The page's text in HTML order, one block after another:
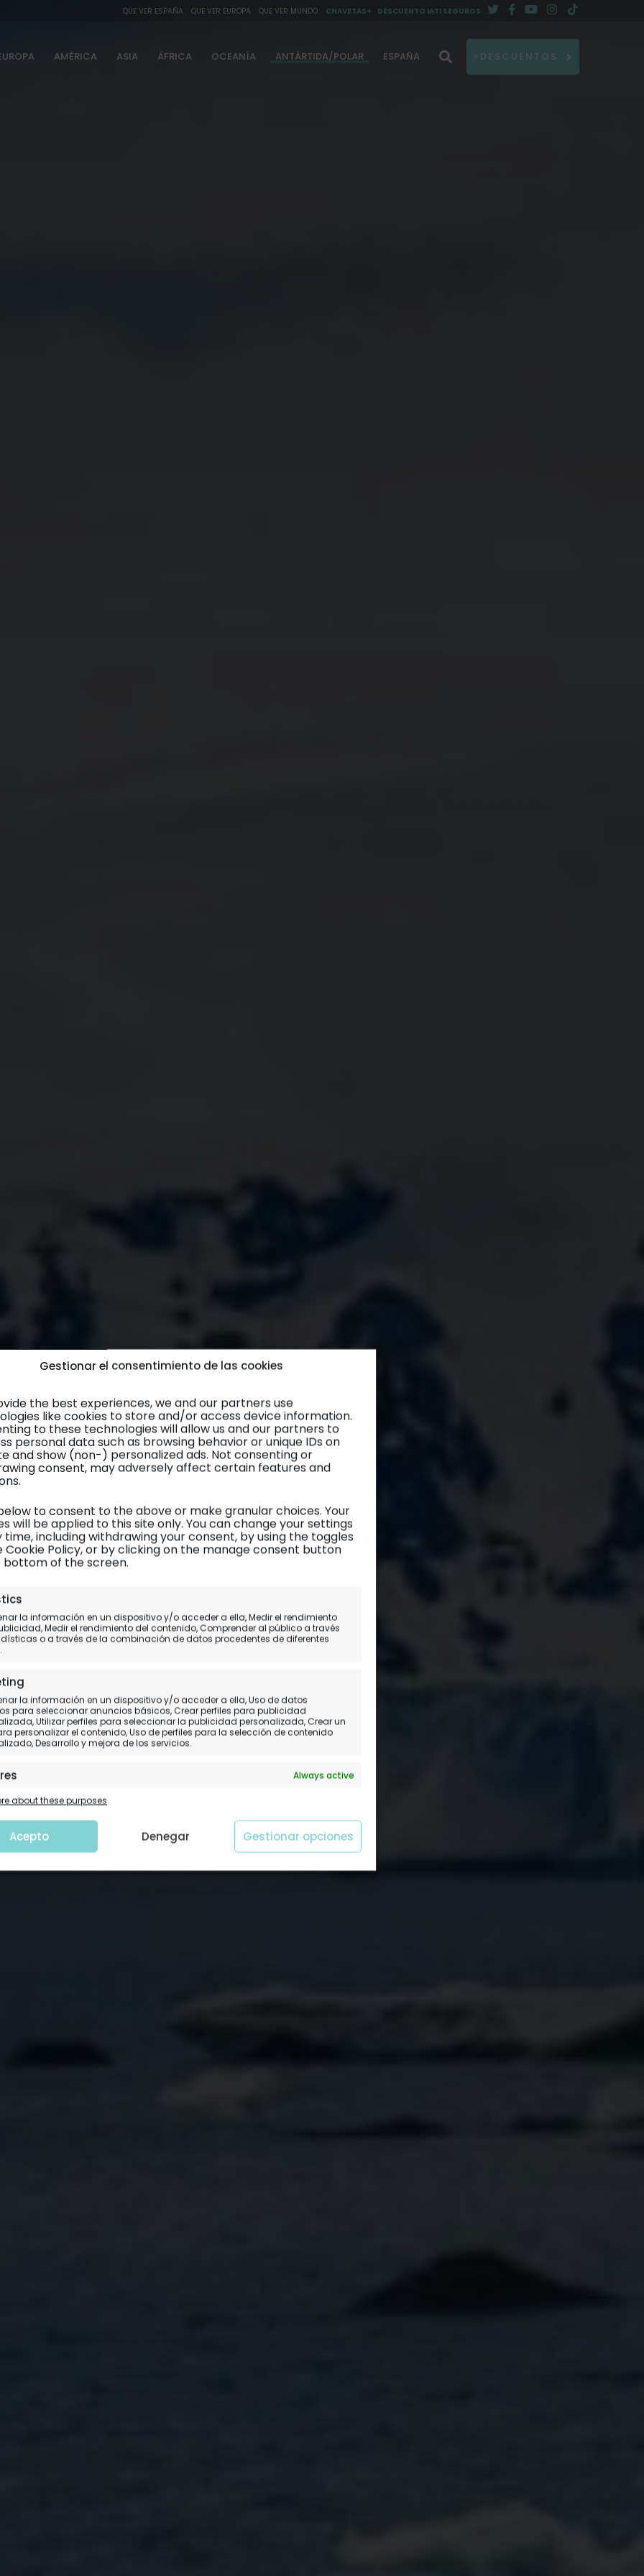
Gestionar el consentimiento de las cookies
the best experiences, we and our partners use
like cookies to store and/or access device information.
to these technologies will allow us and our partners to
personal data such as browsing behavior or unique IDs on
and show (non-) personalized ads. Not consenting or
consent, may adversely affect certain features and
to consent to the above or make granular choices. Your
will be applied to this site only. You can change your settings
time, including withdrawing your consent, by using the toggles
Cookie Policy, or by clicking on the manage consent button
of the screen.
la información en un dispositivo y/o acceder a ella, Medir el rendimiento
Medir el rendimiento del contenido, Comprender al público a través
o a través de la combinación de datos procedentes de diferentes
la información en un dispositivo y/o acceder a ella, Uso de datos
para seleccionar anuncios básicos, Crear perfiles para publicidad
Utilizar perfiles para seleccionar la publicidad personalizada, Crear un
personalizar el contenido, Uso de perfiles para la selección de contenido
Desarrollo y mejora de los servicios.
Always active
Vincular diferentes dispositivos, Identificación de
la seguridad, evitar y detectar fraudes, y
fallos, Ofrecer y presentar publicidad y Always active
about these purposes
Acepto Denegar Gestionar opciones
QUE VER ESPAÑA QUE VER EUROPA QUE VER MUNDO CHAVETAS+ DESCUENTO IATI SEGUROS
AMÉRICA ASIA ÁFRICA OCEANÍA ANTÁRTIDA/POLAR ESPAÑA ⚡DESCUENTOS
en la Antártida!